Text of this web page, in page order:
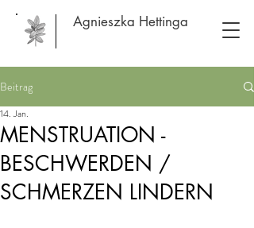
Agnieszka Hettinga
Beitrag
MENSTRUATION -
BESCHWERDEN /
SCHMERZEN LINDERN
14. Jan.